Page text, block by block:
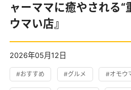
ャーママに癒やされる“
ウマい店』
2026年05月12日
#おすすめ #グルメ #オモウ